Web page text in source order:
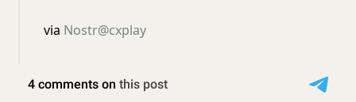
via Nostr@cxplay